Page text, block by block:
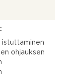
istuttaminen
ohjauksen